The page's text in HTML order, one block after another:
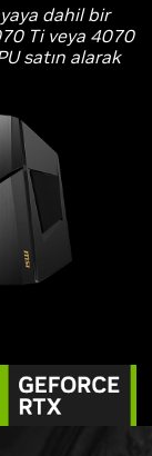
dahil bir
Ti veya 4070
satın alarak